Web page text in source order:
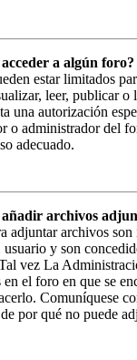
a algún foro?
estar limitados
leer, publicar o
una autorización
o administrador del
adecuado.
añadir archivos
adjuntar archivos
y son
vez La
el foro en que se
Comuníquese
por qué no puede